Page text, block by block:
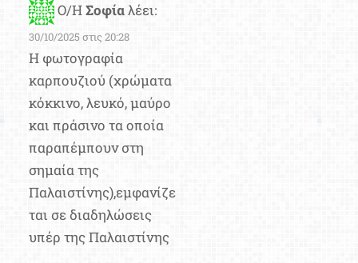
Ο/ΗΣοφίαλέει:
30/10/2025 στις 20:28
Η φωτογραφία
καρπουζιού (χρώματα
κόκκινο, λευκό, μαύρο
και πράσινο τα οποία
παραπέμπουν στη
σημαία της
Παλαιστίνης),εμφανίζε
ται σε διαδηλώσεις
υπέρ της Παλαιστίνης